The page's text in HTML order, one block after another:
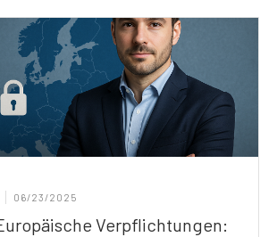
06/23/2025
Verpflichtungen: